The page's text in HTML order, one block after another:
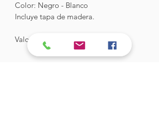
Color: Negro - Blanco
Incluye tapa de madera.
Valor: $3.000